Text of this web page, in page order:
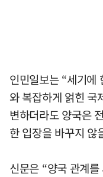
인민일보는 “세기에
와 복잡하게 얽힌 국
변하더라도 양국은
한 입장을 바꾸지 않
신문은 “양국 관계